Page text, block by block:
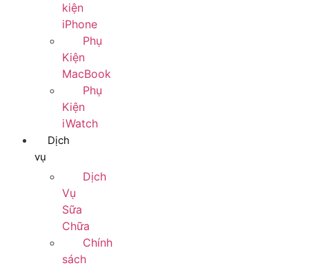
kiện
iPhone
Phụ
Kiện
MacBook
Phụ
Kiện
iWatch
Dịch
vụ
Dịch
Vụ
Sữa
Chữa
Chính
sách